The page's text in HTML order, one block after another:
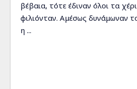
βέβαια, τότε έδιναν όλοι τα
φιλιόνταν. Αμέσως δυνάμωναν
η ...